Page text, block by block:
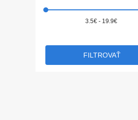
3.5€ - 19.9€